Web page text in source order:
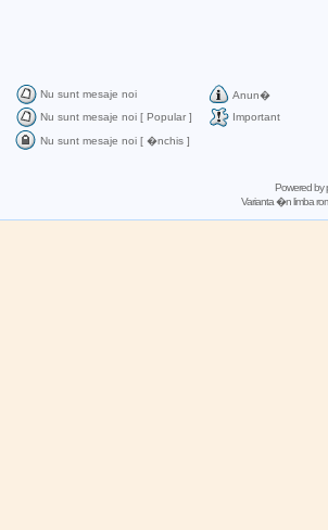
Nu sunt mesaje noi
Anun�
Nu sunt mesaje noi [ Popular ]
Important
Nu sunt mesaje noi [ �nchis ]
Powered by
Varianta �n limba